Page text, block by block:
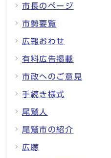
市長のページ
市勢要覧
広報おわせ
有料広告掲載
市政へのご意見
手続き様式
尾鷲人
尾鷲市の紹介
広聴